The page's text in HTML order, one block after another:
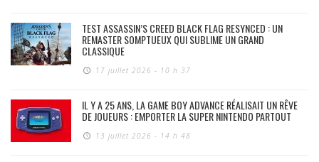
TEST ASSASSIN’S CREED BLACK FLAG RESYNCED : UN
REMASTER SOMPTUEUX QUI SUBLIME UN GRAND
CLASSIQUE
17 juillet 2026 - 10 h 37
IL Y A 25 ANS, LA GAME BOY ADVANCE RÉALISAIT UN RÊVE
DE JOUEURS : EMPORTER LA SUPER NINTENDO PARTOUT
13 juillet 2026 - 14 h 48